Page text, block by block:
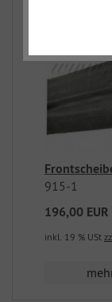
915-1
196,00 EUR
inkl. 19 % USt